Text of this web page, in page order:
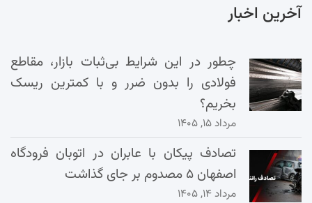
آخرین اخبار
چطور در این شرایط بی‌ثبات بازار، مقاطع
فولادی را بدون ضرر و با کمترین ریسک
بخریم؟
مرداد ۱۵, ۱۴۰۵
تصادف پیکان با عابران در اتوبان فرودگاه
اصفهان ۵ مصدوم بر جای گذاشت
مرداد ۱۴, ۱۴۰۵